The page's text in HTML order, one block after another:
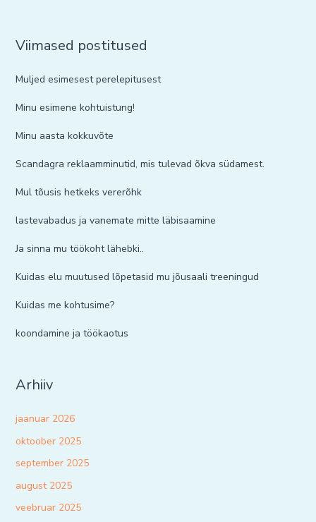
Viimased postitused
Muljed esimesest perelepitusest
Minu esimene kohtuistung!
Minu aasta kokkuvõte
Scandagra reklaamminutid, mis tulevad õkva südamest.
Mul tõusis hetkeks vererõhk
lastevabadus ja vanemate mitte läbisaamine
Ja sinna mu töökoht lähebki..
Kuidas elu muutused lõpetasid mu jõusaali treeningud
Kuidas me kohtusime?
koondamine ja töökaotus
Arhiiv
jaanuar 2026
oktoober 2025
september 2025
august 2025
veebruar 2025